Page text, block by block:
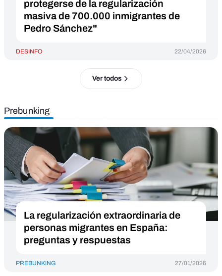
protegerse de la regularización
masiva de 700.000 inmigrantes de
Pedro Sánchez"
DESINFO 22/04/2026
Ver todos
Prebunking
La regularización extraordinaria de
personas migrantes en España:
preguntas y respuestas
PREBUNKING 27/01/2026